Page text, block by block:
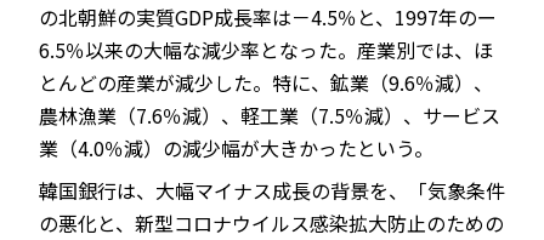
の北朝鮮の実質GDP成長率は－4.5％と、1997年のー
6.5％以来の大幅な減少率となった。産業別では、ほ
とんどの産業が減少した。特に、鉱業（9.6％減）、
農林漁業（7.6％減）、軽工業（7.5％減）、サービス
業（4.0％減）の減少幅が大きかったという。
韓国銀行は、大幅マイナス成長の背景を、「気象条件
の悪化と、新型コロナウイルス感染拡大防止のための